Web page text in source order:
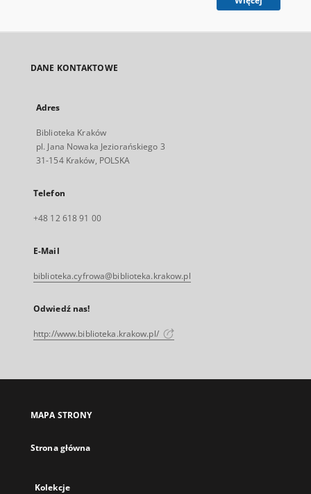
DANE KONTAKTOWE
Adres
Biblioteka Kraków
pl. Jana Nowaka Jeziorańskiego 3
31-154 Kraków, POLSKA
Telefon
+48 12 618 91 00
E-Mail
biblioteka.cyfrowa@biblioteka.krakow.pl
Odwiedź nas!
http://www.biblioteka.krakow.pl/
MAPA STRONY
Strona główna
Kolekcje